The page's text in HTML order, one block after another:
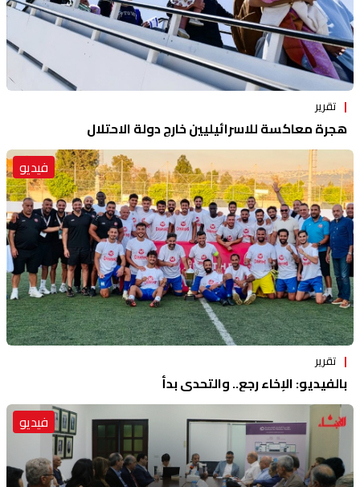
تقرير
هجرة معاكسة للاسرائيليين خارج دولة الاحتلال
فيديو
تقرير
بالفيديو: الإخاء رجع.. والتحدي بدأ
فيديو